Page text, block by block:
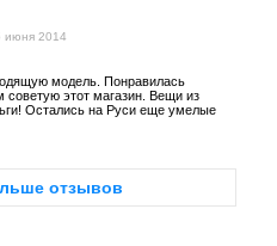
июня 2014
модель. Понравилась
этот магазин. Вещи из
Остались на Руси еще умелые
отзывов